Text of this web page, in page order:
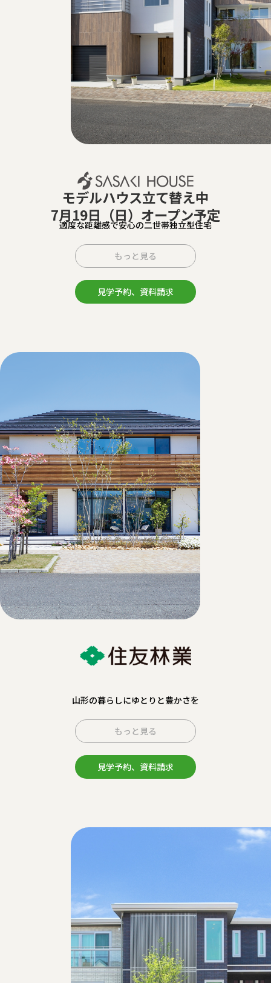
モデルハウス立て替え中
7月19日（日）オープン予定
適度な距離感で安心の二世帯独立型住宅
もっと見る
見学予約、資料請求
山形の暮らしにゆとりと豊かさを
もっと見る
見学予約、資料請求